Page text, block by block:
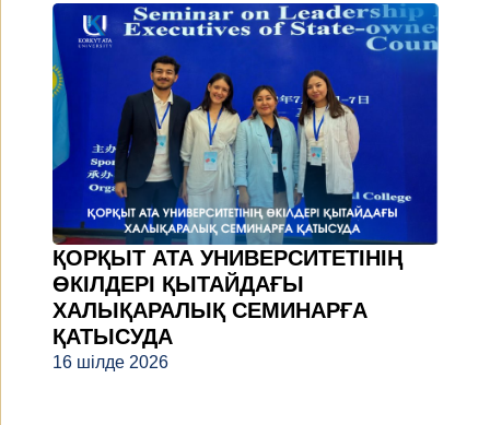
ҚОРҚЫТ АТА УНИВЕРСИТЕТІНІҢ
ӨКІЛДЕРІ ҚЫТАЙДАҒЫ
ХАЛЫҚАРАЛЫҚ СЕМИНАРҒА
ҚАТЫСУДА
16 шілде 2026